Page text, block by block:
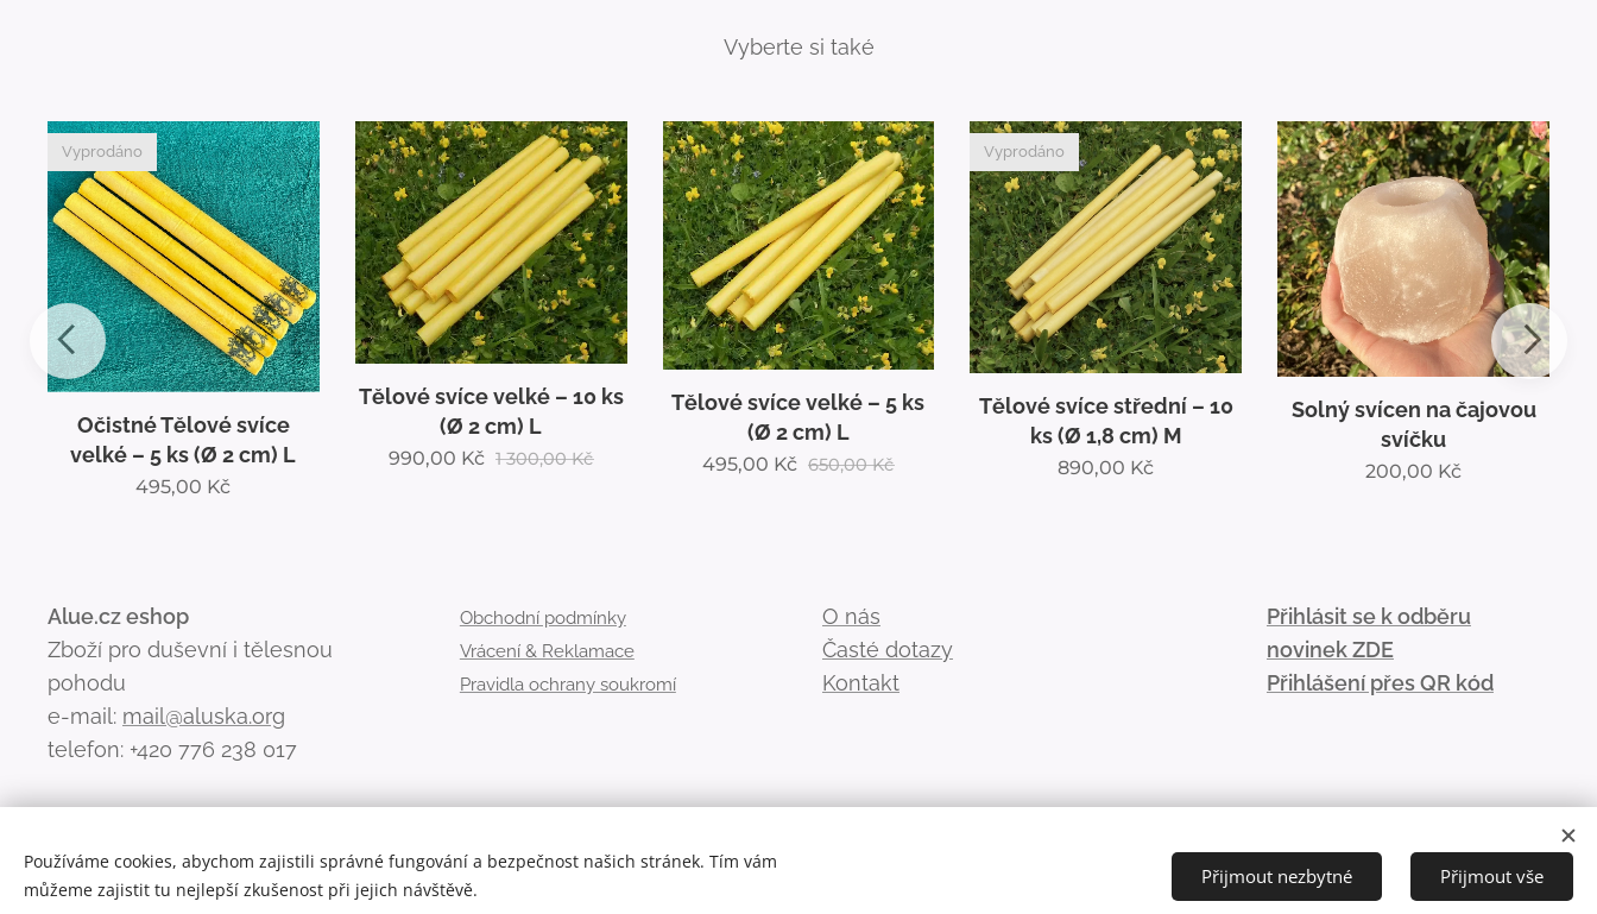
Vyberte si také
Tělové svíce velké – 10 ks
(Ø 2 cm) L
990,00 Kč 1 300,00Kč
Tělové svíce velké – 5 ks
(Ø 2 cm) L
495,00 Kč 650,00Kč
Tělové svíce střední – 10
ks (Ø 1,8 cm) M
Vyprodáno
890,00Kč
Solný svícen na čajovou
svíčku
200,00 Kč
Vykuřovací bylinné svazky
Šalvěj & Rozmarýn
290,00 Kč
Alue.cz eshop
Zboží pro duševní i tělesnou
pohodu
e-mail: mail@aluska.org
telefon: +420 776 238 017
Obchodní podmínky
Vrácení & Reklamace
Pravidla ochrany soukromí
O nás
Časté dotazy
Kontakt
Přihlásit se k odběru
novinek ZDE
Přihlášení přes QR kód💌
Používáme cookies, abychom zajistili správné fungování a bezpečnost našich stránek. Tím vám
můžeme zajistit tu nejlepší zkušenost při jejich návštěvě.
Přijmout nezbytné Přijmout vše